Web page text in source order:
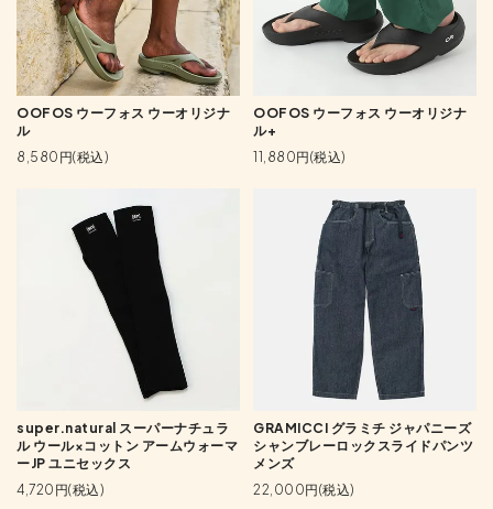
OOFOS ウーフォス ウーオリジナ
ル
8,580円(税込)
OOFOS ウーフォス ウーオリジナ
ル+
11,880円(税込)
super.natural スーパーナチュラ
ル ウール×コットン アームウォーマ
ーJP ユニセックス
4,720円(税込)
GRAMICCI グラミチ ジャパニーズ
シャンブレーロックスライドパンツ
メンズ
22,000円(税込)